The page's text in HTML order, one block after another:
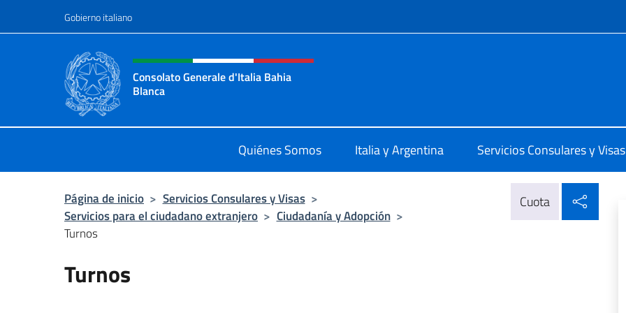
Gobierno italiano
Encabezado del sitio web, redes sociales y menú
Consolato Generale d'Italia Bahia
Blanca
Quiénes Somos Italia y Argentina Servicios Consulares y Visas
Página de inicio > Servicios Consulares y Visas >
Servicios para el ciudadano extranjero > Ciudadanía y Adopción >
Turnos
Cuota
Turnos